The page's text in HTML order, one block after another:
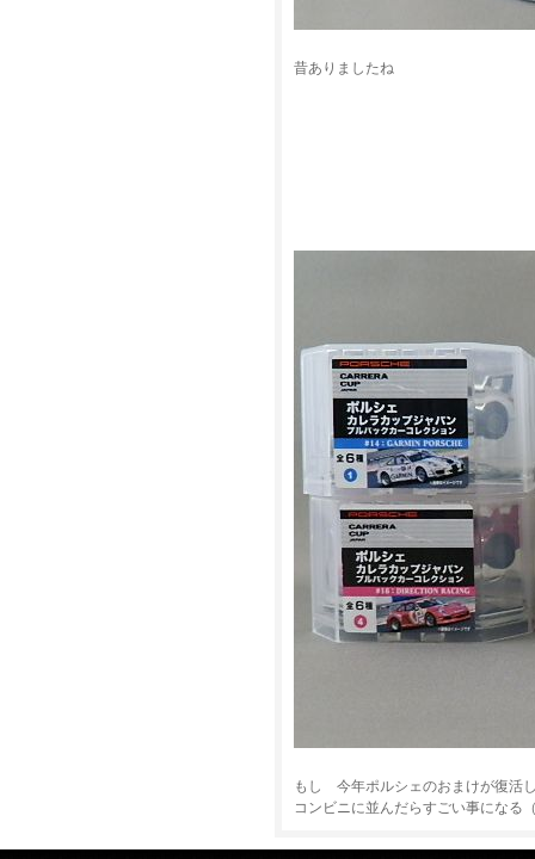
昔ありましたね
もし 今年ポルシェのおまけが復活
コンビニに並んだらすごい事になる